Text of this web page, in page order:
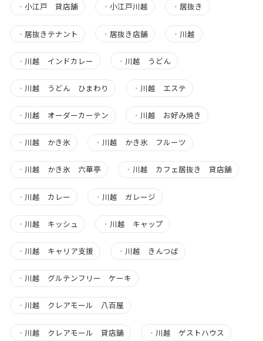
・ 小江戸 貸店舗 ・小江戸川越 ・居抜き
・ 居抜きテナント ・ 居抜き店舗 ・ 川越
・ 川越 インドカレー ・ 川越 うどん
・ 川越 うどん ひまわり ・ 川越 エステ
・ 川越 オーダーカーテン ・ 川越 お好み焼き
・ 川越 かき氷 ・ 川越 かき氷 フルーツ
・ 川越 かき氷 六華亭 ・ 川越 カフェ居抜き 貸店舗
・ 川越 カレー ・ 川越 ガレージ
・ 川越 キッシュ ・ 川越 キャップ
・ 川越 キャリア支援 ・ 川越 きんつば
・ 川越 グルテンフリー ケーキ
・ 川越 クレアモール 八百屋
・ 川越 クレアモール 貸店舗 ・ 川越 ゲストハウス